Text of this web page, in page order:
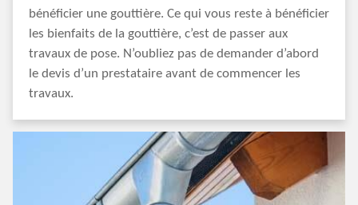
bénéficier une gouttière. Ce qui vous reste à bénéficier
les bienfaits de la gouttière, c’est de passer aux
travaux de pose. N’oubliez pas de demander d’abord
le devis d’un prestataire avant de commencer les
travaux.